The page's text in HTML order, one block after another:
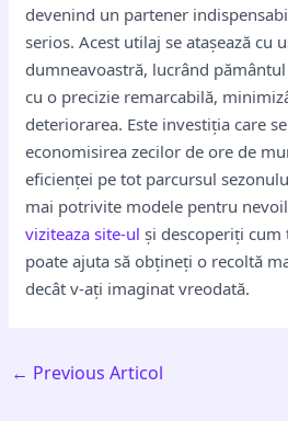
devenind un partener
serios. Acest utilaj se atașează cu
dumneavoastră, lucrând
cu o precizie remarcabilă,
deteriorarea. Este investiția care
economisirea zecilor de ore de
eficienței pe tot parcursul
mai potrivite modele pentru
viziteaza site-ul și descoperiți
poate ajuta să obțineți o recoltă
decât v-ați imaginat vreodată.
← Previous Articol